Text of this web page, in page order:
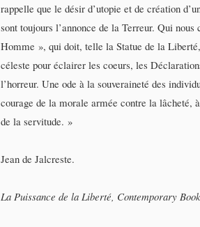
rappelle que le désir d’utopie et de création
sont toujours l’annonce de la Terreur. Qui
Homme », qui doit, telle la Statue de la
céleste pour éclairer les coeurs, les
l’horreur. Une ode à la souveraineté des
courage de la morale armée contre la lâcheté,
de la servitude. »
Jean de Jalcreste.
La Puissance de la Liberté, Contemporary